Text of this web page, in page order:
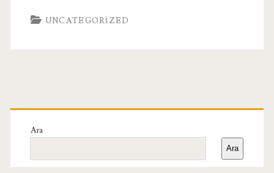
UNCATEGORIZED
Birincil
Yan
Menü
Ara
Ara